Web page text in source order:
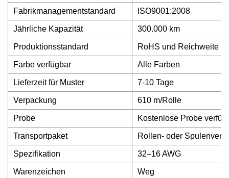
Fabrikmanagementstandard ISO9001:2008
Jährliche Kapazität 300.000 km
Produktionsstandard RoHS und Reichweite
Farbe verfügbar Alle Farben
Lieferzeit für Muster 7-10 Tage
Verpackung 610 m/Rolle
Probe Kostenlose Probe
Transportpaket Rollen- oder
Spezifikation 32–16 AWG
Warenzeichen Weg